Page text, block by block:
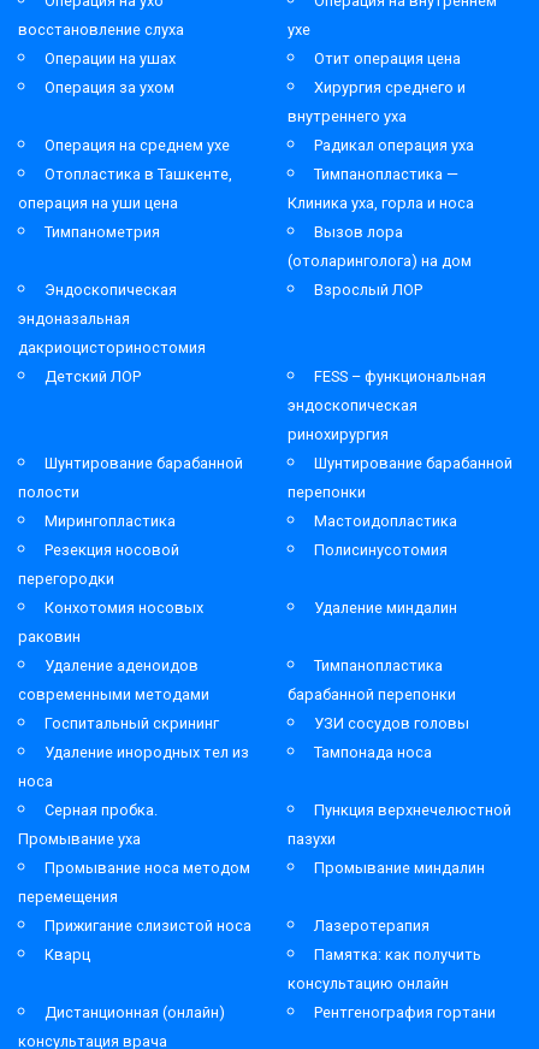
восстановление слуха
ухе
Операции на ушах
Отит операция цена
Операция за ухом
Хирургия среднего и
внутреннего уха
Операция на среднем ухе
Радикал операция уха
Отопластика в Ташкенте,
операция на уши цена
Тимпанопластика —
Клиника уха, горла и носа
Тимпанометрия
Вызов лора
(отоларинголога) на дом
Эндоскопическая
эндоназальная
дакриоцисториностомия
Взрослый ЛОР
Детский ЛОР
FESS – функциональная
эндоскопическая
ринохирургия
Шунтирование барабанной
полости
Шунтирование барабанной
перепонки
Мирингопластика
Мастоидопластика
Резекция носовой
перегородки
Полисинусотомия
Конхотомия носовых
раковин
Удаление миндалин
Удаление аденоидов
современными методами
Тимпанопластика
барабанной перепонки
Госпитальный скрининг
УЗИ сосудов головы
Удаление инородных тел из
носа
Тампонада носа
Серная пробка.
Промывание уха
Пункция верхнечелюстной
пазухи
Промывание носа методом
перемещения
Промывание миндалин
Прижигание слизистой носа
Лазеротерапия
Кварц
Памятка: как получить
консультацию онлайн
Дистанционная (онлайн)
консультация врача
Рентгенография гортани